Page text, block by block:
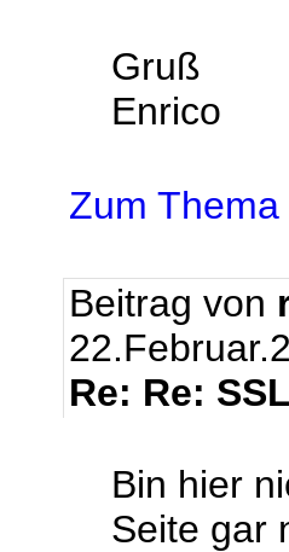
Gruß
Enrico
Zum Thema
Beitrag von
Re: Re:
Bin hier
Seite gar